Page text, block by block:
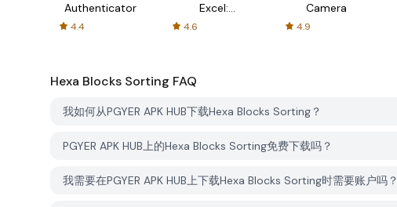
Authenticator
4.4
Excel:
Spreadsheets
4.6
Camera
4.9
Hexa Blocks Sorting FAQ
我如何从PGYER APK HUB下载Hexa Blocks Sorting？
PGYER APK HUB上的Hexa Blocks Sorting免费下载吗？
我需要在PGYER APK HUB上下载Hexa Blocks Sorting时需要账户吗？